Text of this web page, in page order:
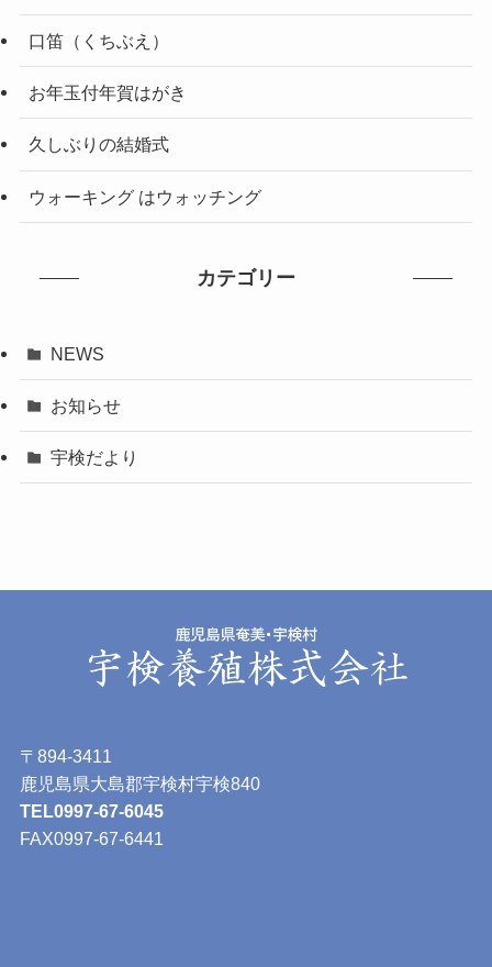
口笛（くちぶえ）
お年玉付年賀はがき
久しぶりの結婚式
ウォーキング はウォッチング
カテゴリー
NEWS
お知らせ
宇検だより
〒894-3411
鹿児島県大島郡宇検村宇検840
TEL0997-67-6045
FAX0997-67-6441